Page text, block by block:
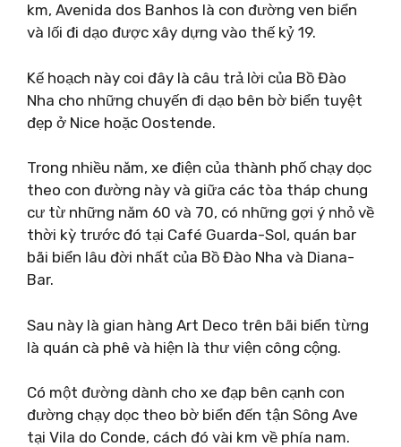
km, Avenida dos Banhos là con đường ven biển
và lối đi dạo được xây dựng vào thế kỷ 19.
Kế hoạch này coi đây là câu trả lời của Bồ Đào
Nha cho những chuyến đi dạo bên bờ biển tuyệt
đẹp ở Nice hoặc Oostende.
Trong nhiều năm, xe điện của thành phố chạy dọc
theo con đường này và giữa các tòa tháp chung
cư từ những năm 60 và 70, có những gợi ý nhỏ về
thời kỳ trước đó tại Café Guarda-Sol, quán bar
bãi biển lâu đời nhất của Bồ Đào Nha và Diana-
Bar.
Sau này là gian hàng Art Deco trên bãi biển từng
là quán cà phê và hiện là thư viện công cộng.
Có một đường dành cho xe đạp bên cạnh con
đường chạy dọc theo bờ biển đến tận Sông Ave
tại Vila do Conde, cách đó vài km về phía nam.